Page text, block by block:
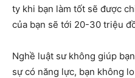
ty khi bạn làm tốt sẽ được
của bạn sẽ tới 20-30 triệu
Nghề luật sư không giúp
sự có năng lực, bạn không